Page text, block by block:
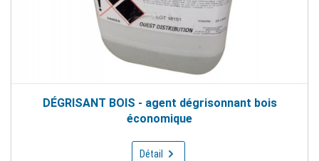
DÉGRISANT BOIS - agent dégrisonnant bois
économique
Détail